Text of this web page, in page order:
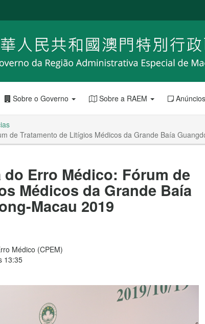
Sobre o Governo Sobre a RAEM Anúncios
de Tratamento de Litígios Médicos da Grande Baía
Erro Médico: Fórum de
Médicos da Grande Baía
Macau 2019
Médico (CPEM)
13:35